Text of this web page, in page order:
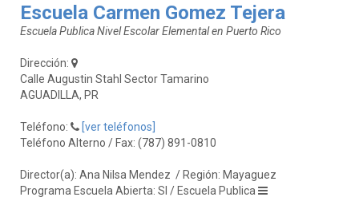
Escuela Carmen Gomez Tejera
Escuela Publica Nivel Escolar Elemental en Puerto Rico
Dirección:
Calle Augustin Stahl Sector Tamarino
AGUADILLA, PR
Teléfono:
[ver teléfonos]
Teléfono Alterno / Fax: (787) 891-0810
Director(a): Ana Nilsa Mendez / Región: Mayaguez
Programa Escuela Abierta: SI / Escuela Publica